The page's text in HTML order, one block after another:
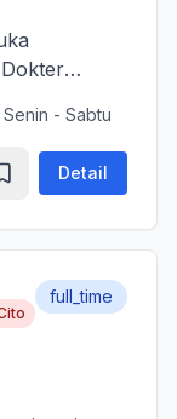
profesional
k...
Senin - Sabtu
Detail
full_time